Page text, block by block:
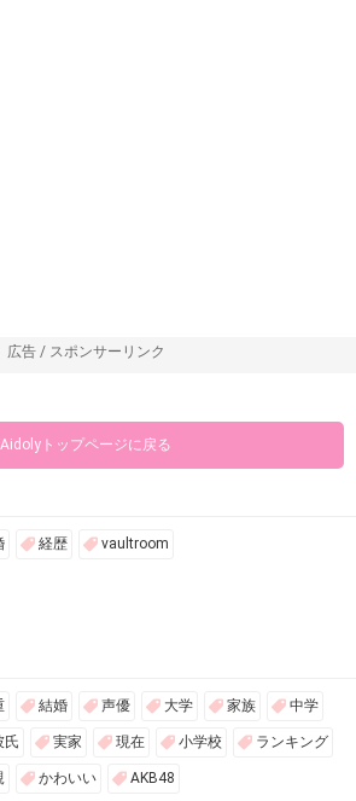
広告 / スポンサーリンク
Aidolyトップページに戻る
経歴 vaultroom
結婚 声優 大学 家族 中学
氏 実家 現在 小学校 ランキング
かわいい AKB48